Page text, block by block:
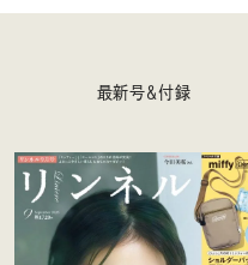
最新号＆付録